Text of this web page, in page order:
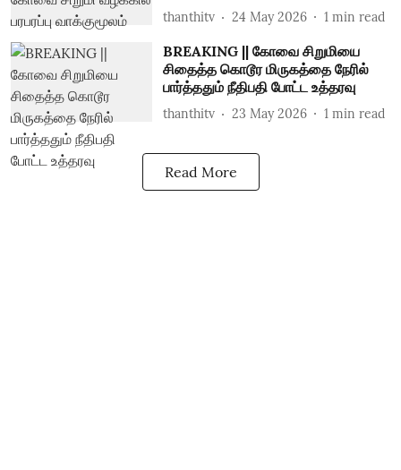
thanthitv 24 May 2026 1 min read
BREAKING || கோவை சிறுமியை
சிதைத்த கொடூர மிருகத்தை நேரில்
பார்த்ததும் நீதிபதி போட்ட உத்தரவு
thanthitv 23 May 2026 1 min read
Read More